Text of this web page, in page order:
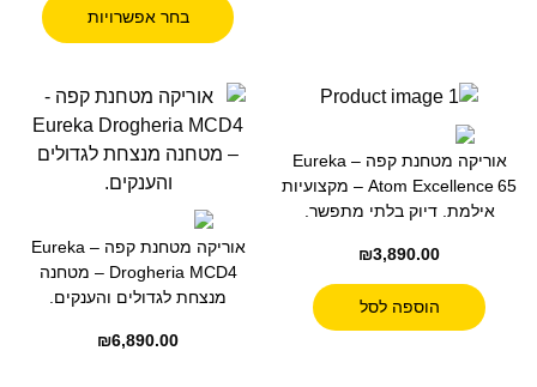
בחר אפשרויות
אוריקה מטחנת קפה – Eureka
Atom Excellence 65 – מקצועיות
אילמת. דיוק בלתי מתפשר.
₪3,890.00
הוספה לסל
אוריקה מטחנת קפה – Eureka
Drogheria MCD4 – מטחנה
מנצחת לגדולים והענקים.
₪6,890.00